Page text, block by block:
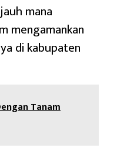
mana
mengamankan
di kabupaten
Tanam